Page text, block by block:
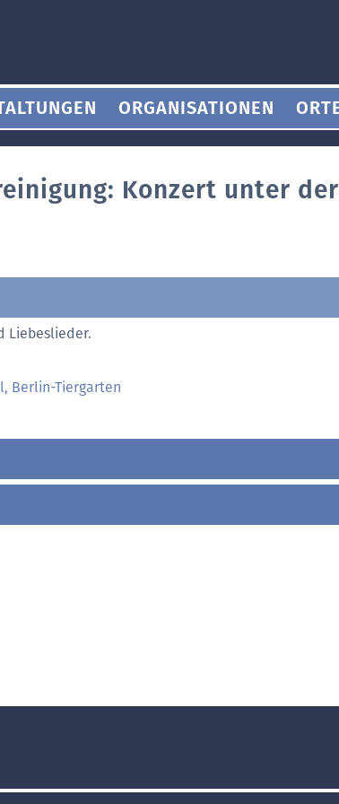
ORGANISATIONEN
Konzert unter
Liebeslieder.
Berlin-Tiergarten